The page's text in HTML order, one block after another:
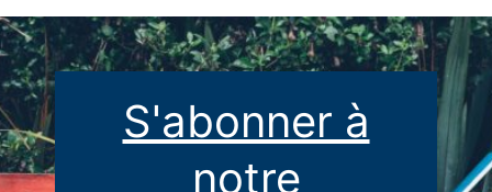
I],
S'abonner à
notre